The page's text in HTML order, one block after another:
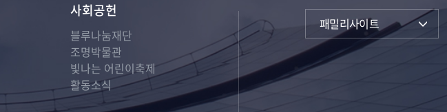
사회공헌
블루나눔재단
조명박물관
빛나는 어린이축제
활동소식
패밀리사이트